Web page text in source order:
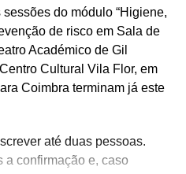
próprios de um
do módulo “Higiene,
de risco em Sala de
Académico de Gil
Cultural Vila Flor, em
Coimbra terminam já este
até duas pessoas.
a confirmação e, caso